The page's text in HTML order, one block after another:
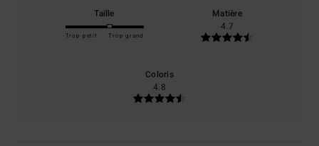
Taille
Trop petit Trop grand
Matière
4.7
Coloris
4.8